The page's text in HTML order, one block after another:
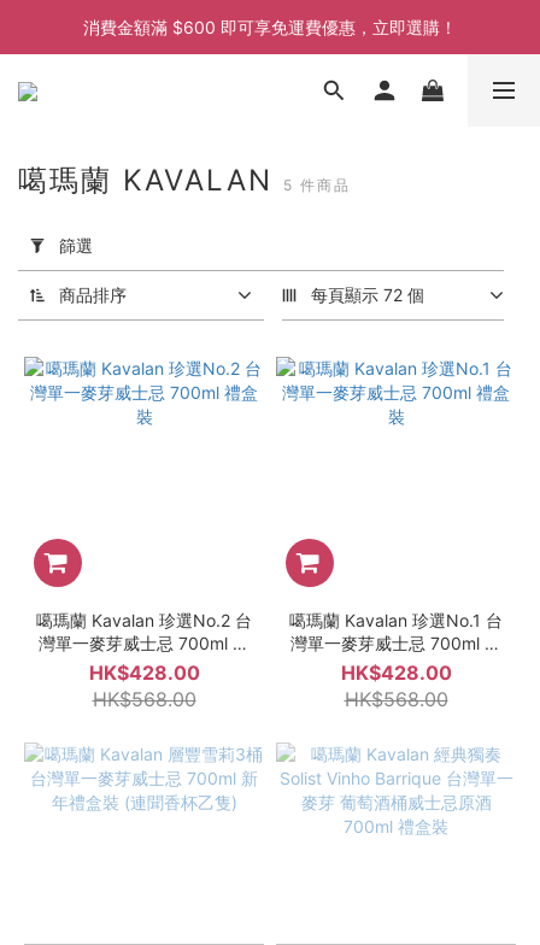
消費金額滿 $600 即可享免運費優惠，立即選購！
消費金額滿 $600 即可享免運費優惠，立即選購！
消費金額滿 $600 即可享免運費優惠，立即選購！
用
選
價格
(HK$)
噶瑪蘭 KAVALAN 5 件商品
篩選
商品排序 每頁顯示 72 個
噶瑪蘭 Kavalan 珍選No.2 台
灣單一麥芽威士忌 700ml 禮
盒裝
HK$428.00
HK$568.00
噶瑪蘭 Kavalan 珍選No.1 台
灣單一麥芽威士忌 700ml 禮
盒裝
HK$428.00
HK$568.00